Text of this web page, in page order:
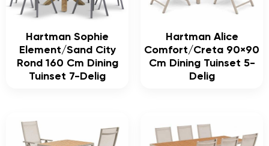
Hartman Sophie
Element/Sand City
Rond 160 Cm Dining
Tuinset 7-Delig
Hartman Alice
Comfort/Creta 90×90
Cm Dining Tuinset 5-
Delig